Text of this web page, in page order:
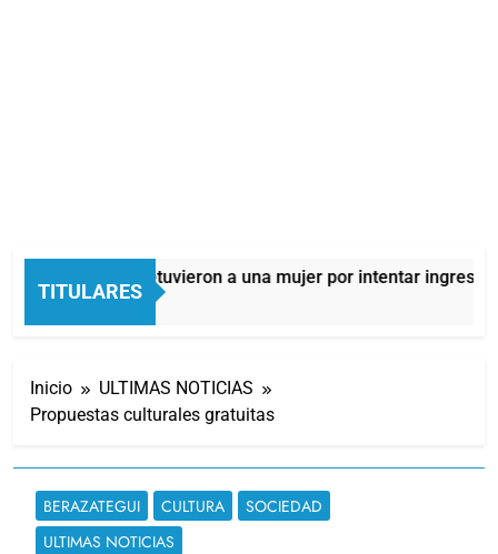
TITULARES
Quilmes: detuvieron a una mujer por intentar ingresar
9 Horas Atrás
Inicio
ULTIMAS NOTICIAS
Propuestas culturales gratuitas
BERAZATEGUI CULTURA
SOCIEDAD
ULTIMAS NOTICIAS